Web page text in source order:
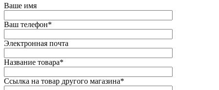
Ваше имя
Ваш телефон*
Электронная почта
Название товара*
Ссылка на товар другого магазина*